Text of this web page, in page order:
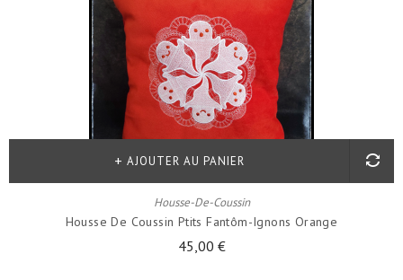
Housse-De-Coussin
Housse De Coussin Ptits Fantôm-Ignons Orange
45,00 €
AJOUTER AU PANIER